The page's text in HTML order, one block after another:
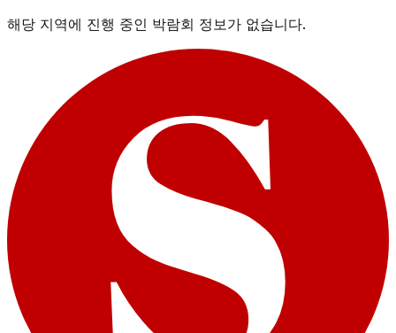
해당 지역에 진행 중인 박람회 정보가 없습니다.